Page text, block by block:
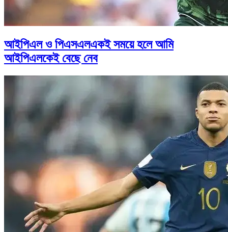
আইপিএল ও পিএসএলএকই সময়ে হলে আমি
আইপিএলকেই বেছে নেব